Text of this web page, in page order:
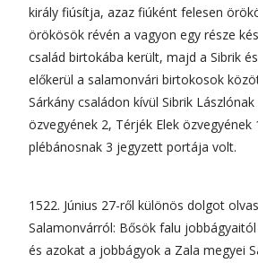
király fiúsítja, azaz fiúként felesen
örökösök révén a vagyon egy része
család birtokába került, majd a Sibrik
előkerül a salamonvári birtokosok
Sárkány családon kívül Sibrik
özvegyének 2, Térjék Elek özvegyének
plébánosnak 3 jegyzett portája volt.
1522. Június 27-ről különös dolgot
Salamonvárról: Bősök falu
és azokat a jobbágyok a Zala megyei